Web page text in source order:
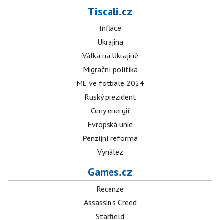
Tiscali.cz
Inflace
Ukrajina
Válka na Ukrajině
Migrační politika
ME ve fotbale 2024
Ruský prezident
Ceny energií
Evropská unie
Penzijní reforma
Vynález
Games.cz
Recenze
Assassin's Creed
Starfield